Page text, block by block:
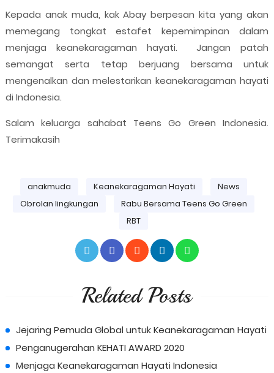
Kepada anak muda, kak Abay berpesan kita yang akan
memegang tongkat estafet kepemimpinan dalam
menjaga keanekaragaman hayati. Jangan patah
semangat serta tetap berjuang bersama untuk
mengenalkan dan melestarikan keanekaragaman hayati
di Indonesia.
Salam keluarga sahabat Teens Go Green Indonesia.
Terimakasih
anakmuda Keanekaragaman Hayati
News
Obrolan lingkungan
Rabu Bersama Teens Go Green
RBT
Related Posts
Jejaring Pemuda Global untuk Keanekaragaman Hayati
Penganugerahan KEHATI AWARD 2020
Menjaga Keanekaragaman Hayati Indonesia